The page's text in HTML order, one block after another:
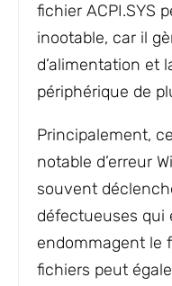
fichier ACPI.SYS
inootable, car il
d’alimentation et
périphérique de
Principalement,
notable d’erreur
souvent
défectueuses qui
endommagent le
fichiers peut